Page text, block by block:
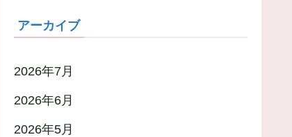
アーカイブ
2026年7月
2026年6月
2026年5月